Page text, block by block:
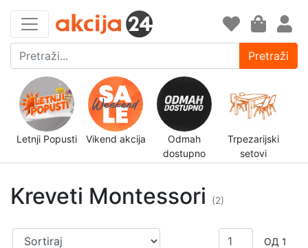
Pretraži
Letnji Popusti Vikend akcija
Odmah
dostupno
Trpezarijski
setovi
Kreveti Montessori (2)
ОД 1